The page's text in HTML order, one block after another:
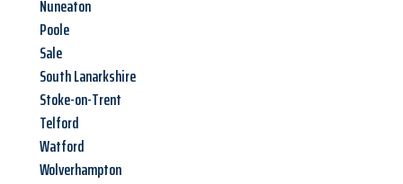
Nuneaton
Poole
Sale
South Lanarkshire
Stoke-on-Trent
Telford
Watford
Wolverhampton